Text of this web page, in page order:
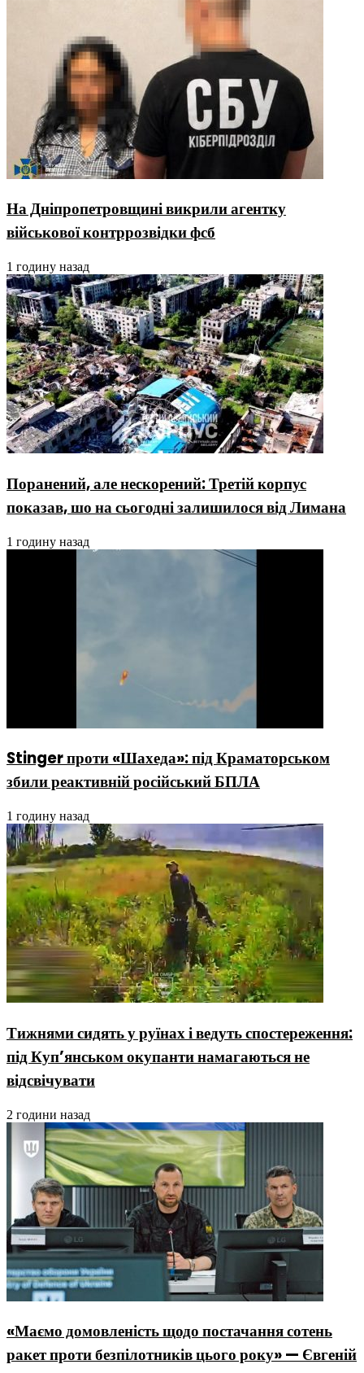
На Дніпропетровщині викрили агентку
військової контррозвідки фсб
1 годину назад
Поранений, але нескорений: Третій корпус
показав, шо на сьогодні залишилося від Лимана
1 годину назад
Stinger проти «Шахеда»: під Краматорськом
збили реактивній російський БПЛА
1 годину назад
Тижнями сидять у руїнах і ведуть спостереження:
під Куп’янськом окупанти намагаються не
відсвічувати
2 години назад
«Маємо домовленість щодо постачання сотень
ракет проти безпілотників цього року» — Євгеній